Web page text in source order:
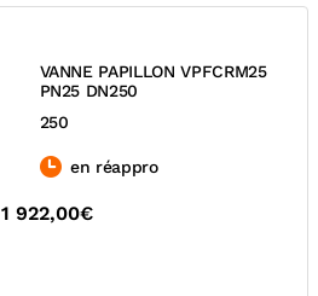
VANNE PAPILLON VPFCRM25
PN25 DN250
250
en réappro
1 922,00€